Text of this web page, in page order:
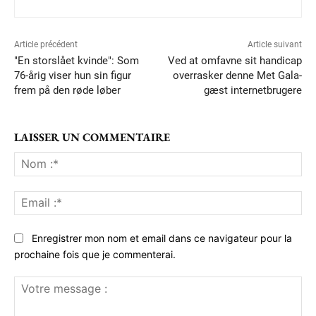
Article précédent
"En storslået kvinde": Som
76-årig viser hun sin figur
frem på den røde løber
Article suivant
Ved at omfavne sit handicap
overrasker denne Met Gala-
gæst internetbrugere
LAISSER UN COMMENTAIRE
:*
:*
Enregistrer mon nom et email dans ce navigateur pour la
prochaine fois que je commenterai.